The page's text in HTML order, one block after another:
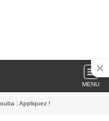
MENU
: Appliquez !